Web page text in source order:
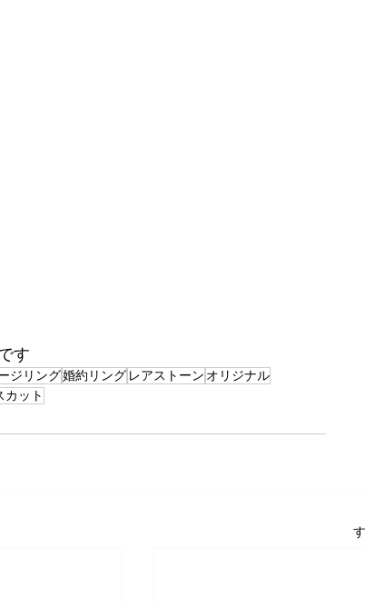
す
ジリング婚約リング レアストーン オリジナル
カット